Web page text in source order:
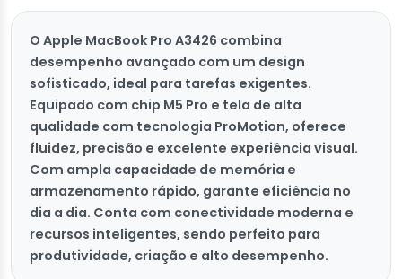
O Apple MacBook Pro A3426 combina
desempenho avançado com um design
sofisticado, ideal para tarefas exigentes.
Equipado com chip M5 Pro e tela de alta
qualidade com tecnologia ProMotion, oferece
fluidez, precisão e excelente experiência visual.
Com ampla capacidade de memória e
armazenamento rápido, garante eficiência no
dia a dia. Conta com conectividade moderna e
recursos inteligentes, sendo perfeito para
produtividade, criação e alto desempenho.